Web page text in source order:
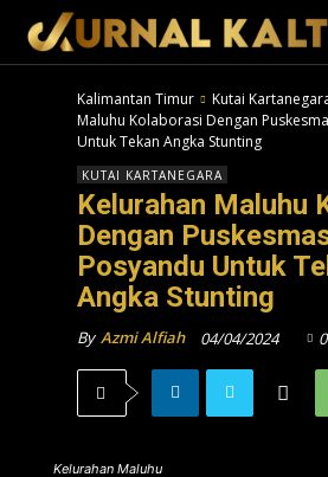
Kalimantan Timur Kutai
Maluhu Kolaborasi Dengan
Untuk Tekan Angka Stunting
KUTAI KARTANEGARA
Kelurahan Maluhu
Dengan
Posyandu Untuk
Angka Stunting
By Azmi Alfiah 04/04/2024 0
Kelurahan Maluhu